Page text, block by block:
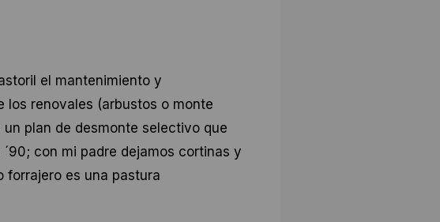
el mantenimiento y
los renovales (arbustos o monte
plan de desmonte selectivo que
con mi padre dejamos cortinas y
forrajero es una pastura